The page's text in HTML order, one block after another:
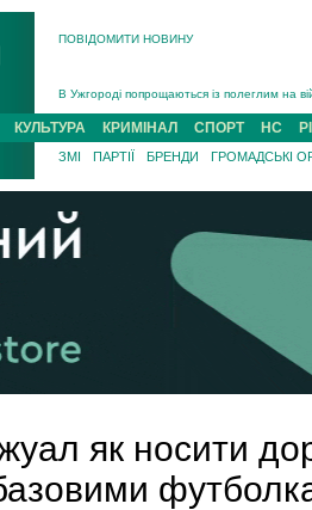
ПОВІДОМИТИ НОВИНУ
В Ужгороді попрощаються із полеглим на
В Ужгороді 5 серпня попрощаються із
Підтвердили загибель захисника із
На війні з рф поліг військовий з
На Хустщині внаслідок ДТП за участі
Інструктора районного ТЦК на Закарпатті
КУЛЬТУРА КРИМІНАЛ СПОРТ НС
ЗМІ ПАРТІЇ БРЕНДИ ГРОМАДСЬКІ
як носити